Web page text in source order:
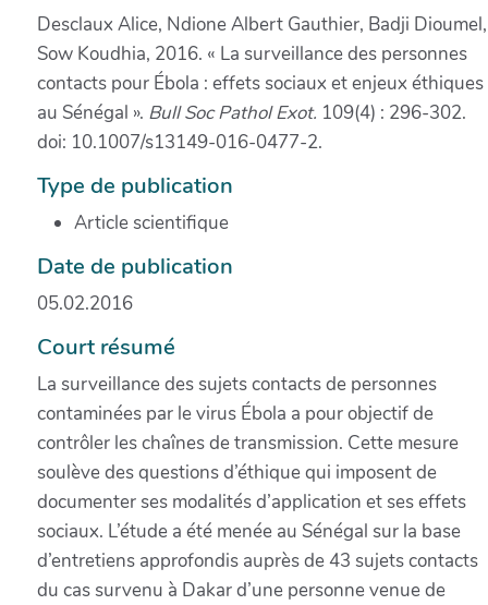
Desclaux Alice, Ndione Albert Gauthier, Badji Dioumel,
Sow Koudhia, 2016. « La surveillance des personnes
contacts pour Ébola : effets sociaux et enjeux éthiques
au Sénégal ». Bull Soc Pathol Exot. 109(4) : 296-302.
doi: 10.1007/s13149-016-0477-2.
Type de publication
Article scientifique
Date de publication
05.02.2016
Court résumé
La surveillance des sujets contacts de personnes
contaminées par le virus Ébola a pour objectif de
contrôler les chaînes de transmission. Cette mesure
soulève des questions d’éthique qui imposent de
documenter ses modalités d’application et ses effets
sociaux. L’étude a été menée au Sénégal sur la base
d’entretiens approfondis auprès de 43 sujets contacts
du cas survenu à Dakar d’une personne venue de